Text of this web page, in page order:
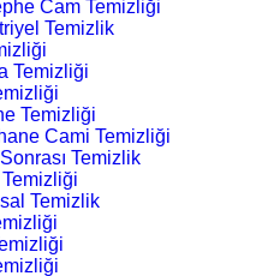
Cam Temizliği
Temizlik
Temizliği
Temizliği
Cami Temizliği
Temizlik
Temizlik